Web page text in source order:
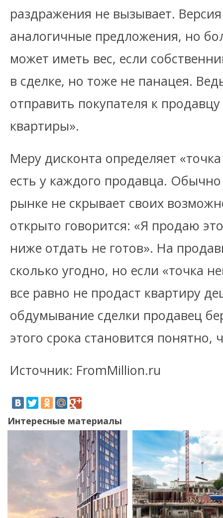
раздражения не вызывает.
аналогичные предложения, но
может иметь вес, если
в сделке, но тоже не панацея.
отправить покупателя к
квартиры».
Меру дисконта определяет
есть у каждого продавца.
рынке не скрывает своих
открыто говорится: «Я продаю
ниже отдать не готов». На
сколько угодно, но если «точка
все равно не продаст квартиру
обдумывание сделки продавец
этого срока становится понятно,
Источник: FromMillion.ru
Интересные материалы